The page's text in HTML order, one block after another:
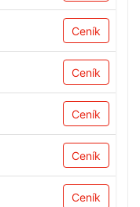
Ceník
Ceník
Ceník
Ceník
Ceník